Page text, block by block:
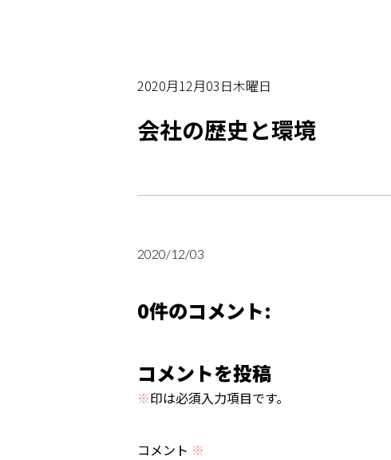
2020月12月03日木曜日
会社の歴史と環境
2020/12/03
0件のコメント:
コメントを投稿
※印は必須入力項目です。
コメント ※